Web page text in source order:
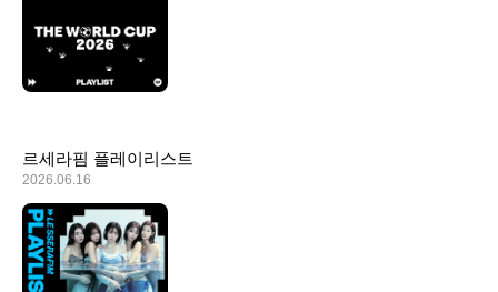
르세라핌 플레이리스트
2026.06.16